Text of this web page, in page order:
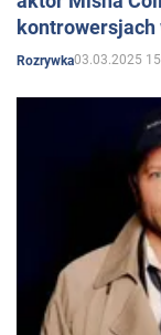
kontrowersjach
Rozrywka03.03.2025